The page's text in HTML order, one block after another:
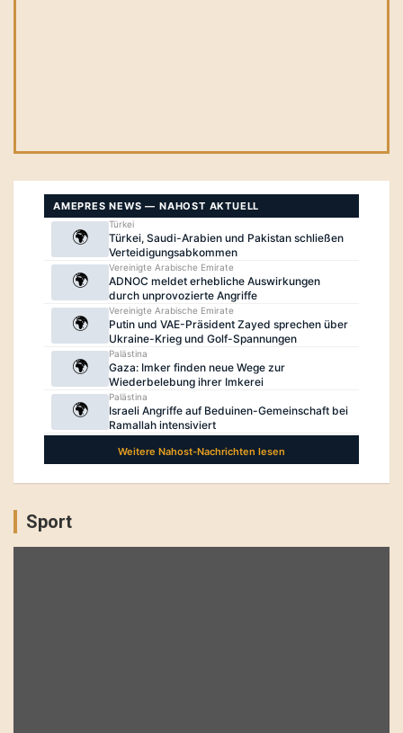
Sport